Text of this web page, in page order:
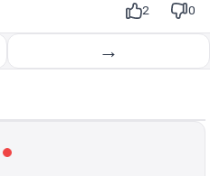
2 0
→